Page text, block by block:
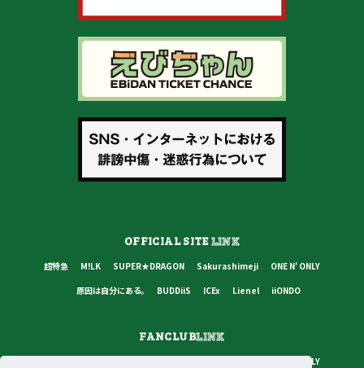
OFFICIAL SITELINK
超特急 M!LK SUPER★DRAGON Sakurashimeji
ONE N' ONLY
原因は自分にある。
BUDDiiS ICEx Lienel iiONDO
FANCLUBLINK
ONE N' ONLY